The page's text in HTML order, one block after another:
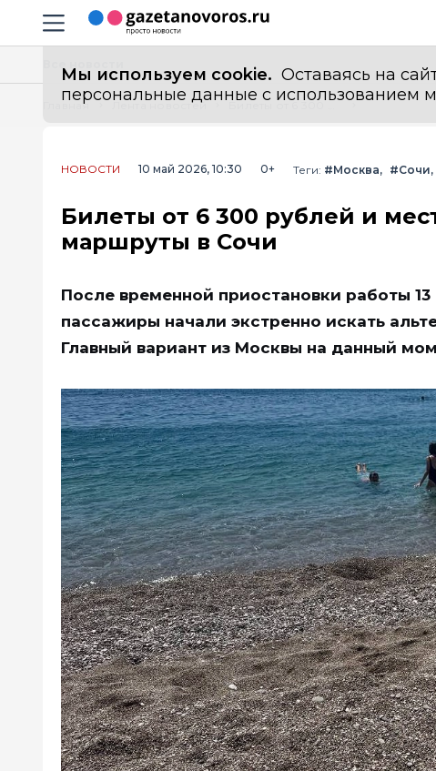
Навигация сайта
Мы используем cookie. Оставаясь на
персональные данные с использованием
Главная Лента новостей Билеты от 6 300 рублей и места нарасхват: альтернативные маршруты в Сочи
НОВОСТИ 10 май 2026, 10:30 0+ Теги: #Москва #Сочи
Билеты от 6 300 рублей и
маршруты в Сочи
После временной приостановки работы
пассажиры начали экстренно искать
Главный вариант из Москвы на данный